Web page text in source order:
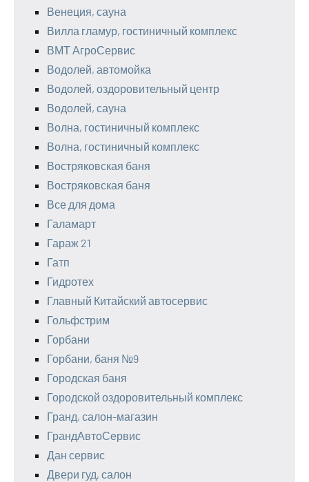
Венеция, сауна
Вилла гламур, гостиничный комплекс
ВМТ АгроСервис
Водолей, автомойка
Водолей, оздоровительный центр
Водолей, сауна
Волна, гостиничный комплекс
Волна, гостиничный комплекс
Востряковская баня
Востряковская баня
Все для дома
Галамарт
Гараж 21
Гатп
Гидротех
Главный Китайский автосервис
Гольфстрим
Горбани
Горбани, баня №9
Городская баня
Городской оздоровительный комплекс
Гранд, салон-магазин
ГрандАвтоСервис
Дан сервис
Двери гуд, салон